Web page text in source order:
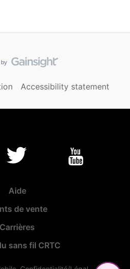
Accessibility statement
Aide
de vente
Carrières
sans fil CRTC